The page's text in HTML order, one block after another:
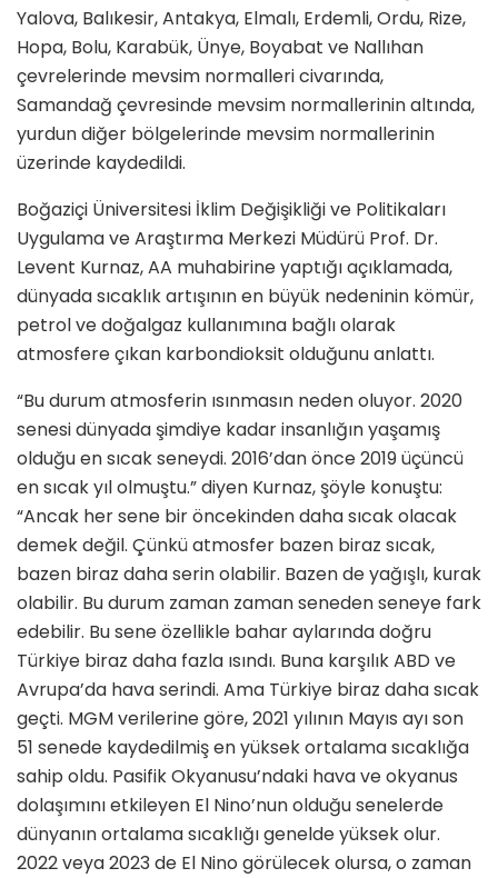
Yalova, Balıkesir, Antakya, Elmalı, Erdemli, Ordu, Rize,
Hopa, Bolu, Karabük, Ünye, Boyabat ve Nallıhan
çevrelerinde mevsim normalleri civarında,
Samandağ çevresinde mevsim normallerinin altında,
yurdun diğer bölgelerinde mevsim normallerinin
üzerinde kaydedildi.
Boğaziçi Üniversitesi İklim Değişikliği ve Politikaları
Uygulama ve Araştırma Merkezi Müdürü Prof. Dr.
Levent Kurnaz, AA muhabirine yaptığı açıklamada,
dünyada sıcaklık artışının en büyük nedeninin kömür,
petrol ve doğalgaz kullanımına bağlı olarak
atmosfere çıkan karbondioksit olduğunu anlattı.
“Bu durum atmosferin ısınmasın neden oluyor. 2020
senesi dünyada şimdiye kadar insanlığın yaşamış
olduğu en sıcak seneydi. 2016’dan önce 2019 üçüncü
en sıcak yıl olmuştu.” diyen Kurnaz, şöyle konuştu:
“Ancak her sene bir öncekinden daha sıcak olacak
demek değil. Çünkü atmosfer bazen biraz sıcak,
bazen biraz daha serin olabilir. Bazen de yağışlı, kurak
olabilir. Bu durum zaman zaman seneden seneye fark
edebilir. Bu sene özellikle bahar aylarında doğru
Türkiye biraz daha fazla ısındı. Buna karşılık ABD ve
Avrupa’da hava serindi. Ama Türkiye biraz daha sıcak
geçti. MGM verilerine göre, 2021 yılının Mayıs ayı son
51 senede kaydedilmiş en yüksek ortalama sıcaklığa
sahip oldu. Pasifik Okyanusu’ndaki hava ve okyanus
dolaşımını etkileyen El Nino’nun olduğu senelerde
dünyanın ortalama sıcaklığı genelde yüksek olur.
2022 veya 2023 de El Nino görülecek olursa, o zaman